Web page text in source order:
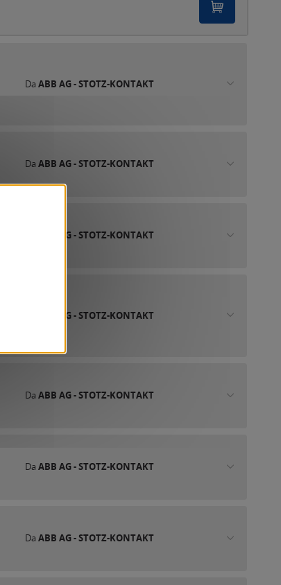
DaABB AG - STOTZ-KONTAKT
DaABB AG - STOTZ-KONTAKT
ABB AG - STOTZ-KONTAKT
ABB AG - STOTZ-KONTAKT
DaABB AG - STOTZ-KONTAKT
DaABB AG - STOTZ-KONTAKT
DaABB AG - STOTZ-KONTAKT